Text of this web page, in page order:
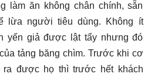
làm ăn không chân chính, sẵn
lừa người tiêu dùng. Không ít
yến giả được lật tẩy nhưng đó
tảng băng chìm. Trước khi cơ
ra được họ thì trước hết khách